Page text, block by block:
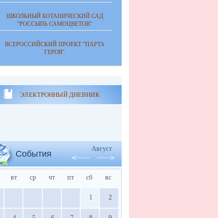
ШКОЛЬНЫЙ БОТАНИЧЕСКИЙ САД
"РОССЫПЬ САМОЦВЕТОВ"
ВСЕРОССИЙСКИЙ ПРОЕКТ "ПАРТА
ГЕРОЯ"
ЭЛЕКТРОННЫЙ ДНЕВНИК
События
Август
вт ср чт пт сб вс
1 2